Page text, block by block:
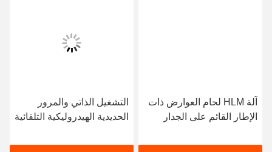
آلة HLM لحام العوارض ذات
الإطار القائم على الجدار
التشغيل الذاتي والمرور
الحديدية الهيدروليكية التلقائية